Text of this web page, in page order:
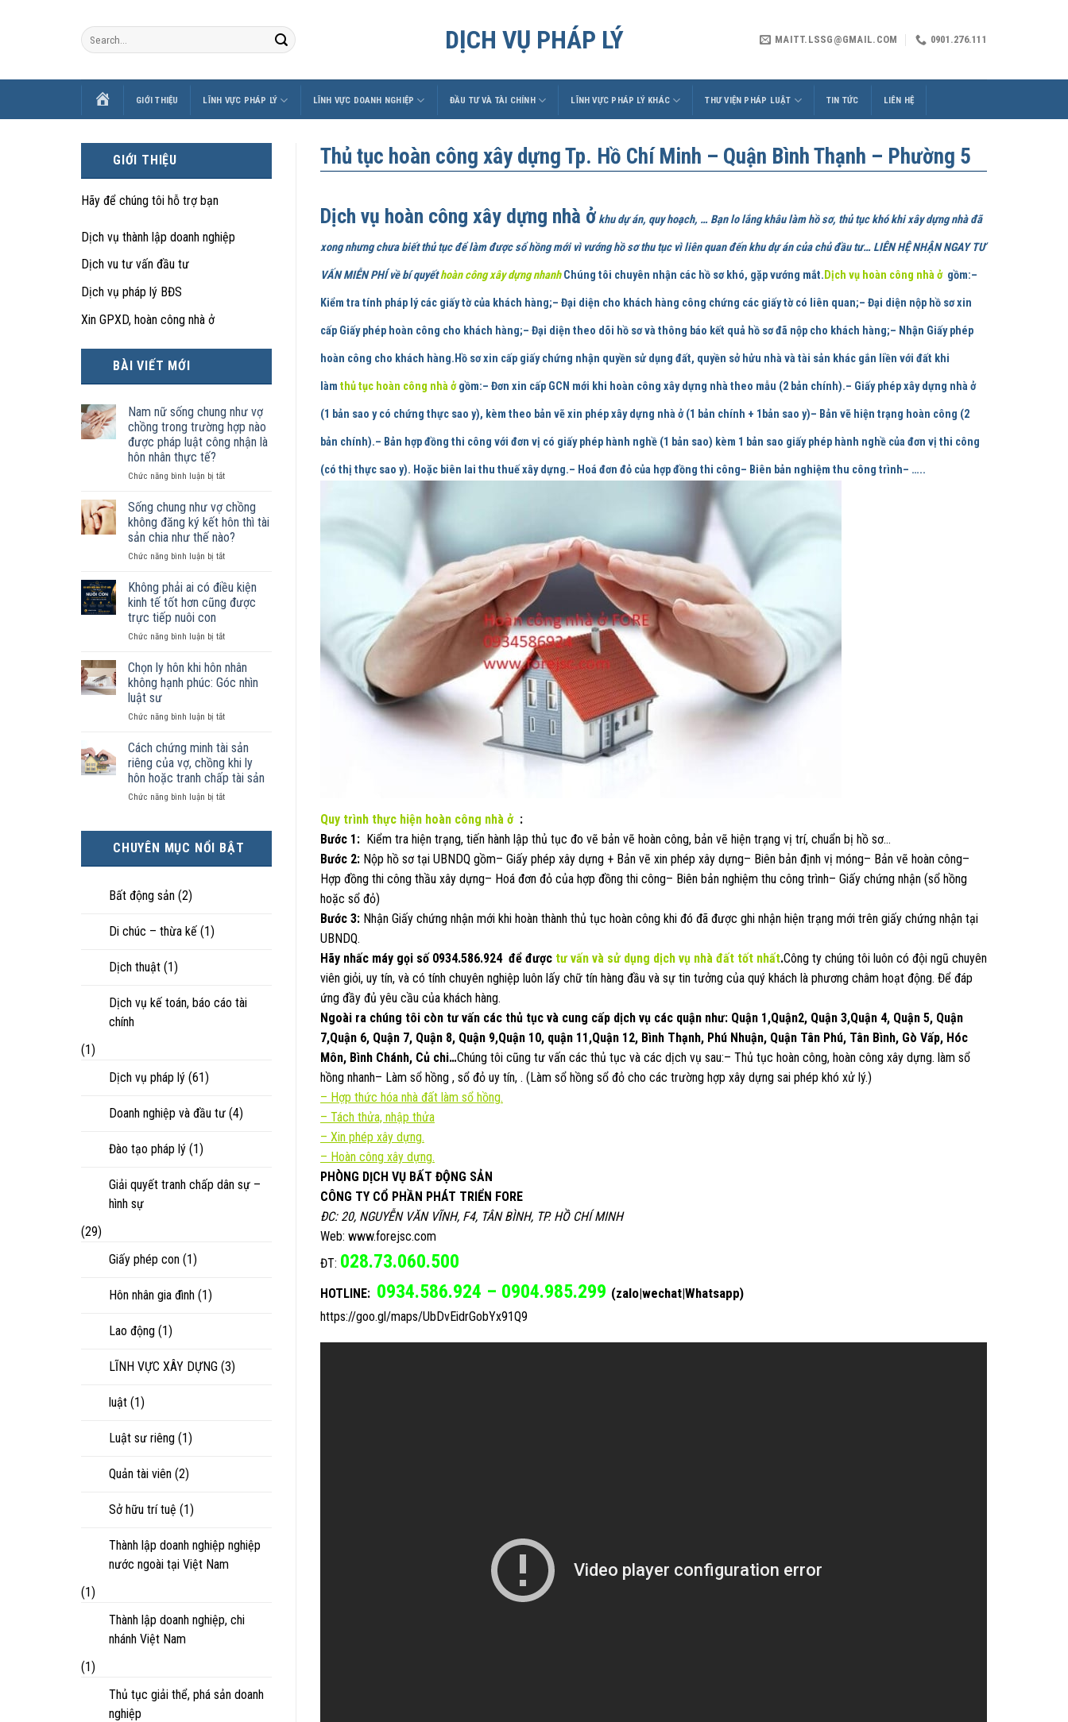
DỊCH VỤ PHÁP LÝ MAITT.LSSG@GMAIL.COM 0901.276.111
TRANGGIỚI THIỆU LĨNH VỰC PHÁP LÝ LĨNH VỰC DOANH NGHIỆP ĐẦU TƯ VÀ TÀI CHÍNH LĨNH VỰC PHÁP LÝ KHÁC THƯ VIỆN PHÁP LUẬT TIN TỨC LIÊN HỆ
GIỚI THIỆU
Hãy để chúng tôi hỗ trợ bạn
Dịch vụ thành lập doanh nghiệp
Dịch vu tư vấn đầu tư
Dịch vụ pháp lý BĐS
Xin GPXD, hoàn công nhà ở
BÀI VIẾT MỚI
Nam nữ sống chung như vợ
chồng trong trường hợp nào
được pháp luật công nhận là
hôn nhân thực tế?
Chức năng bình luận bị tắtở
nữ
sống
chung
như
vợ
trong
trường
hợp
được
luật
công
hôn
thực
tế?
Sống chung như vợ chồng
không đăng ký kết hôn thì tài
sản chia như thế nào?
Chức năng bình luận bị tắtở
chung
như
vợ
không
ký
kết
hôn
tài
chia
như
nào?
Không phải ai có điều kiện
kinh tế tốt hơn cũng được
trực tiếp nuôi con
Chức năng bình luận bị tắtở
phải
ai
có
kiện
tế
tốt
hơn
cũng
được
con
Chọn ly hôn khi hôn nhân
không hạnh phúc: Góc nhìn
luật sư
Chức năng bình luận bị tắtở
ly
hôn
khi
hôn
nhân
Góc
nhìn
Cách chứng minh tài sản
riêng của vợ, chồng khi ly
hôn hoặc tranh chấp tài sản
Chức năng bình luận bị tắtở
tài
chấp
CHUYÊN MỤC NỔI BẬT
Bất động sản (2)
Di chúc – thừa kế (1)
Dịch thuật (1)
Dịch vụ kế toán, báo cáo tài
chính
(1)
Dịch vụ pháp lý (61)
Doanh nghiệp và đầu tư (4)
Đào tạo pháp lý (1)
Giải quyết tranh chấp dân sự –
hình sự
(29)
Giấy phép con (1)
Hôn nhân gia đình (1)
Lao động (1)
LĨNH VỰC XÂY DỰNG (3)
luật (1)
Luật sư riêng (1)
Quản tài viên (2)
Sở hữu trí tuệ (1)
Thành lập doanh nghiệp nghiệp
nước ngoài tại Việt Nam
(1)
Thành lập doanh nghiệp, chi
nhánh Việt Nam
(1)
Thủ tục giải thể, phá sản doanh
nghiệp
Thủ tục hoàn công xây dựng Tp. Hồ Chí Minh – Quận Bình Thạnh – Phường 5
Dịch vụ hoàn công xây dựng nhà ởkhu dự án, quy hoạch, … Bạn lo lắng khâu làm hồ sơ, thủ tục khó khi xây dựng nhà đã
xong nhưng chưa biết thủ tục để làm được sổ hồng mới vì vướng hồ sơ thu tục vì liên quan đến khu dự án của chủ đầu tư… LIÊN HỆ NHẬN NGAY TƯ
VẤN MIỄN PHÍ về bí quyếthoàn công xây dựng nhanhChúng tôi chuyên nhận các hồ sơ khó, gặp vướng mắt. Dịch vụ hoàn công nhà ở gồm:–
Kiểm tra tính pháp lý các giấy tờ của khách hàng;– Đại diện cho khách hàng công chứng các giấy tờ có liên quan;– Đại diện nộp hồ sơ xin
cấp Giấy phép hoàn công cho khách hàng;– Đại diện theo dõi hồ sơ và thông báo kết quả hồ sơ đã nộp cho khách hàng;– Nhận Giấy phép
hoàn công cho khách hàng. Hồ sơ xin cấp giấy chứng nhận quyền sử dụng đất, quyền sở hửu nhà và tài sản khác gắn liền với đất khi
làm thủ tục hoàn công nhà ởgồm:– Đơn xin cấp GCN mới khi hoàn công xây dựng nhà theo mẫu (2 bản chính).– Giấy phép xây dựng nhà ở
(1 bản sao y có chứng thực sao y), kèm theo bản vẽ xin phép xây dựng nhà ở (1 bản chính + 1bản sao y)– Bản vẽ hiện trạng hoàn công (2
bản chính).– Bản hợp đồng thi công với đơn vị có giấy phép hành nghề (1 bản sao) kèm 1 bản sao giấy phép hành nghề của đơn vị thi công
(có thị thực sao y). Hoặc biên lai thu thuế xây dựng.– Hoá đơn đỏ của hợp đồng thi công– Biên bản nghiệm thu công trình– …..
Quy trình thực hiện hoàn công nhà ở :
Bước 1: Kiểm tra hiện trạng, tiến hành lập thủ tục đo vẽ bản vẽ hoàn công, bản vẽ hiện trạng vị trí, chuẩn bị hồ sơ…
Bước 2: Nộp hồ sơ tại UBNDQ gồm– Giấy phép xây dựng + Bản vẽ xin phép xây dựng– Biên bản định vị móng– Bản vẽ hoàn công–
Hợp đồng thi công thầu xây dựng– Hoá đơn đỏ của hợp đồng thi công– Biên bản nghiệm thu công trình– Giấy chứng nhận (sổ hồng
hoặc sổ đỏ)
Bước 3: Nhận Giấy chứng nhận mới khi hoàn thành thủ tục hoàn công khi đó đã được ghi nhận hiện trạng mới trên giấy chứng nhận tại
UBNDQ.
Hãy nhấc máy gọi số 0934.586.924 để được tư vấn và sử dụng dịch vụ nhà đất tốt nhất.Công ty chúng tôi luôn có đội ngũ chuyên
viên giỏi, uy tín, và có tính chuyên nghiệp luôn lấy chữ tín hàng đầu và sự tin tưởng của quý khách là phương châm hoạt động. Để đáp
ứng đầy đủ yêu cầu của khách hàng.
Ngoài ra chúng tôi còn tư vấn các thủ tục và cung cấp dịch vụ các quận như: Quận 1,Quận2, Quận 3,Quận 4, Quận 5, Quận
7,Quận 6, Quận 7, Quận 8, Quận 9,Quận 10, quận 11,Quận 12, Bình Thạnh, Phú Nhuận, Quận Tân Phú, Tân Bình, Gò Vấp, Hóc
Môn, Bình Chánh, Củ chi…Chúng tôi cũng tư vấn các thủ tục và các dịch vụ sau:– Thủ tục hoàn công, hoàn công xây dựng. làm sổ
hồng nhanh– Làm sổ hồng , sổ đỏ uy tín, . (Làm sổ hồng sổ đỏ cho các trường hợp xây dựng sai phép khó xử lý.)
– Hợp thức hóa nhà đất làm sổ hồng.
– Tách thửa, nhập thửa
– Xin phép xây dựng.
– Hoàn công xây dựng.
PHÒNG DỊCH VỤ BẤT ĐỘNG SẢN
CÔNG TY CỔ PHẦN PHÁT TRIỂN FORE
ĐC: 20, NGUYỄN VĂN VĨNH, F4, TÂN BÌNH, TP. HỒ CHÍ MINH
Web: www.forejsc.com
ĐT: 028.73.060.500
HOTLINE: 0934.586.924 – 0904.985.299 (zalo|wechat|Whatsapp)
https://goo.gl/maps/UbDvEidrGobYx91Q9